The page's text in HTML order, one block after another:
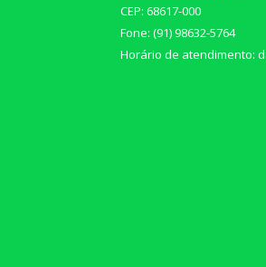
CEP: 68617-000
Fone: (91) 98632-5764
Horário de atendimento: